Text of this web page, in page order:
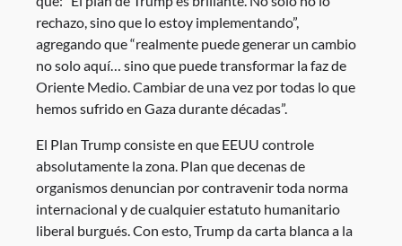
rechazo, sino que lo estoy implementando”,
agregando que “realmente puede generar un cambio
no solo aquí… sino que puede transformar la faz de
Oriente Medio. Cambiar de una vez por todas lo que
hemos sufrido en Gaza durante décadas”.
El Plan Trump consiste en que EEUU controle
absolutamente la zona. Plan que decenas de
organismos denuncian por contravenir toda norma
internacional y de cualquier estatuto humanitario
liberal burgués. Con esto, Trump da carta blanca a la